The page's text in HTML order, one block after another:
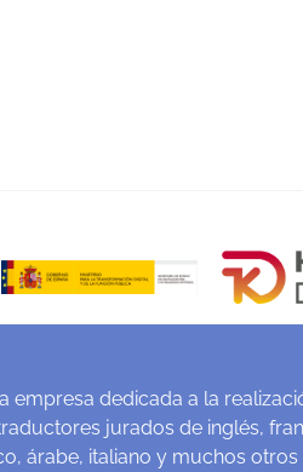
empresa dedicada a la
jurados de inglés,
árabe, italiano y muchos otros